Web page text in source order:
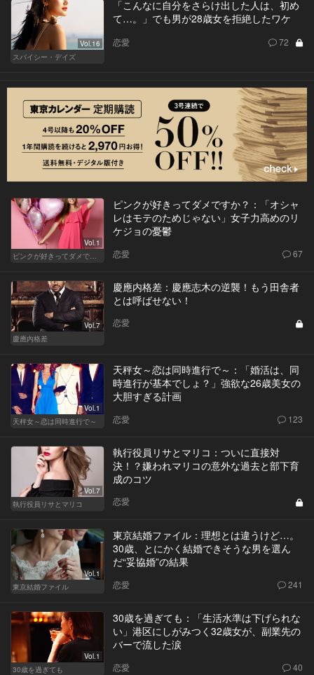
Vol.16
スパイシー・デイズ
「こんなに自分をさらけ出した人は、初め
て…。」でも男が28歳女を拒絶したワケ
恋愛 72
Vol.1
ピンクが好きってダメですか？
ピンクが好きってダメですか？：「オシャ
レはモテのためじゃない」女子力高めのリ
ケジョの憂鬱
恋愛 67
Vol.7
慶應内格差
慶應内格差：慶應志木の逆襲！もう田舎者
とは呼ばせない！
恋愛
Vol.1
天秤女～恋は同時進行で～
天秤女～恋は同時進行で～：「婚活は、同
時進行が基本でしょ？」強欲な26歳美女の
大胆すぎる計画
恋愛 123
Vol.7
執行役員リサとマリコ
執行役員リサとマリコ：ついに直接対
決！？嫌われマリコの意外な過去と部下育
成のコツ
恋愛
Vol.1
東京結婚ファイル
東京結婚ファイル：理想とは違うけど…。
30歳、とにかく結婚できそうな男を選ん
だ“妥協婚”の結果
恋愛 241
Vol.1
30歳を過ぎても
30歳を過ぎても：「生活水準は下げられな
い」港区にしがみつく32歳女が、副業先の
バーで流した涙
恋愛 40